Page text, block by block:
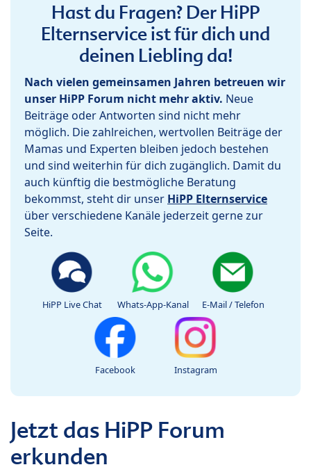
Hast du Fragen? Der HiPP
Elternservice ist für dich und
deinen Liebling da!
Nach vielen gemeinsamen Jahren betreuen wir
unser HiPP Forum nicht mehr aktiv. Neue
Beiträge oder Antworten sind nicht mehr
möglich. Die zahlreichen, wertvollen Beiträge der
Mamas und Experten bleiben jedoch bestehen
und sind weiterhin für dich zugänglich. Damit du
auch künftig die bestmögliche Beratung
bekommst, steht dir unser HiPP Elternservice
über verschiedene Kanäle jederzeit gerne zur
Seite.
HiPP Live Chat Whats-App-Kanal E-Mail / Telefon
Facebook Instagram
Jetzt das HiPP Forum
erkunden